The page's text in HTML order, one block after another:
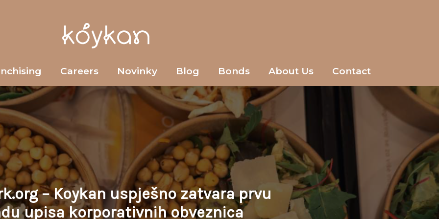
Careers Novinky Blog Bonds About Us Contact
– Koykan uspješno zatvara prvu
upisa korporativnih obveznica